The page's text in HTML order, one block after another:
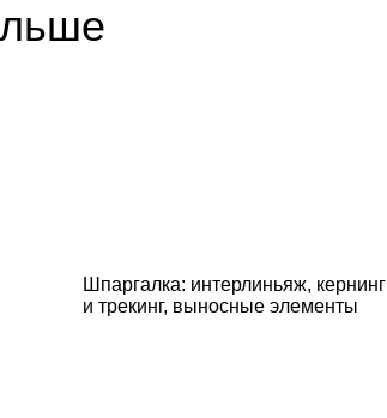
Шпаргалка: интерлиньяж, кернинг
и трекинг, выносные элементы